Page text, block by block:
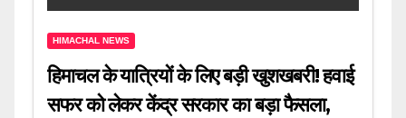
HIMACHAL NEWS
हिमाचल के यात्रियों के लिए बड़ी खुशखबरी! हवाई
सफर को लेकर केंद्र सरकार का बड़ा फैसला,